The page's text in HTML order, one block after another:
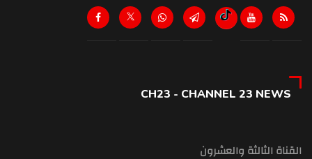
CH23 - CHANNEL 23 NEWS
القناة الثالثة والعشرون